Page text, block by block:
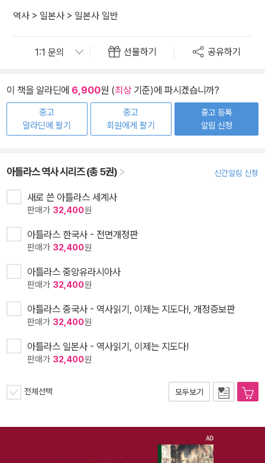
역사 > 일본사 > 일본사 일반
선물하기 공유하기
이 책을 알라딘에 6,900원 (최상기준)에 파시겠습니까?
중고
알라딘에 팔기
중고
회원에게 팔기
중고 등록
알림 신청
아틀라스 역사 시리즈 (총 5권) 신간알림 신청
새로 쓴 아틀라스 세계사
판매가 32,400원
아틀라스 한국사 - 전면개정판
판매가 32,400원
아틀라스 중앙유라시아사
판매가 32,400원
아틀라스 중국사 - 역사읽기, 이제는 지도다!, 개정증보판
판매가 32,400원
아틀라스 일본사 - 역사읽기, 이제는 지도다!
판매가 32,400원
전체선택 모두보기